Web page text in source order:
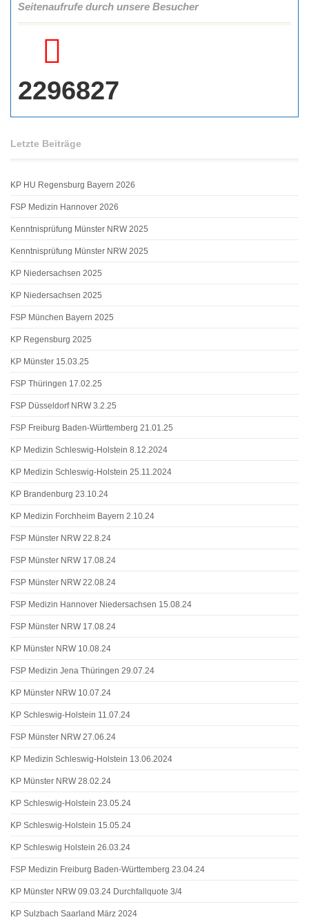
Seitenaufrufe durch unsere Besucher
2296827
Letzte Beiträge
KP HU Regensburg Bayern 2026
FSP Medizin Hannover 2026
Kenntnisprüfung Münster NRW 2025
Kenntnisprüfung Münster NRW 2025
KP Niedersachsen 2025
KP Niedersachsen 2025
FSP München Bayern 2025
KP Regensburg 2025
KP Münster 15.03.25
FSP Thüringen 17.02.25
FSP Düsseldorf NRW 3.2.25
FSP Freiburg Baden-Württemberg 21.01.25
KP Medizin Schleswig-Holstein 8.12.2024
KP Medizin Schleswig-Holstein 25.11.2024
KP Brandenburg 23.10.24
KP Medizin Forchheim Bayern 2.10.24
FSP Münster NRW 22.8.24
FSP Münster NRW 17.08.24
FSP Münster NRW 22.08.24
FSP Medizin Hannover Niedersachsen 15.08.24
FSP Münster NRW 17.08.24
KP Münster NRW 10.08.24
FSP Medizin Jena Thüringen 29.07.24
KP Münster NRW 10.07.24
KP Schleswig-Holstein 11.07.24
FSP Münster NRW 27.06.24
KP Medizin Schleswig-Holstein 13.06.2024
KP Münster NRW 28.02.24
KP Schleswig-Holstein 23.05.24
KP Schleswig-Holstein 15.05.24
KP Schleswig Holstein 26.03.24
FSP Medizin Freiburg Baden-Württemberg 23.04.24
KP Münster NRW 09.03.24 Durchfallquote 3/4
KP Sulzbach Saarland März 2024